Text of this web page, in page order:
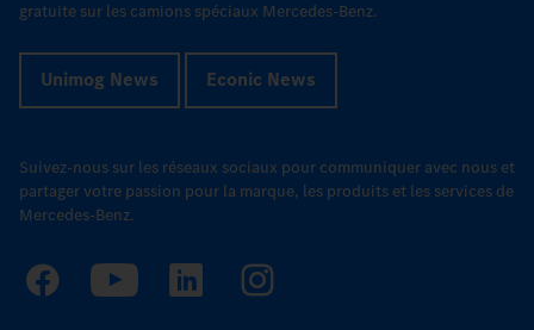
gratuite sur les camions spéciaux Mercedes-Benz.
Unimog News Econic News
Suivez-nous sur les réseaux sociaux pour communiquer avec nous et
partager votre passion pour la marque, les produits et les services de
Mercedes-Benz.